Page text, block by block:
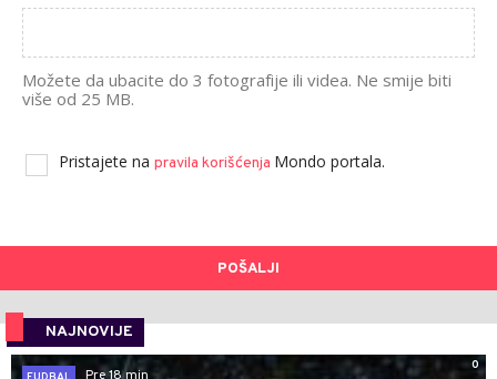
Možete da ubacite do 3 fotografije ili videa. Ne smije biti
više od 25 MB.
Pristajete na pravila korišćenja Mondo portala.
POŠALJI
NAJNOVIJE
0